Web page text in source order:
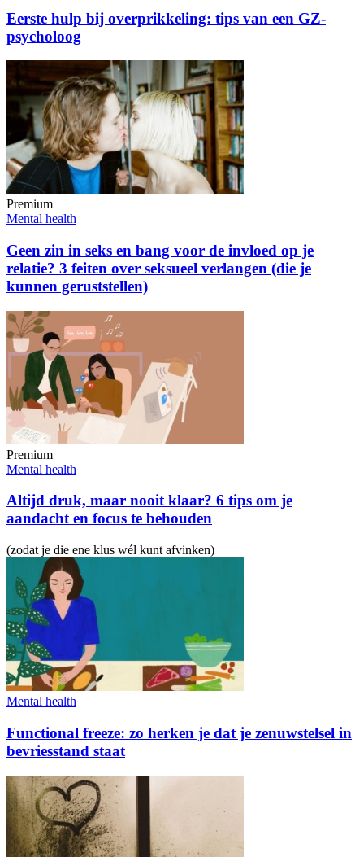
Eerste hulp bij overprikkeling: tips van een GZ-
psycholoog
Premium
Mental health
Geen zin in seks en bang voor de invloed op je
relatie? 3 feiten over seksueel verlangen (die je
kunnen geruststellen)
Premium
Mental health
Altijd druk, maar nooit klaar? 6 tips om je
aandacht en focus te behouden
(zodat je die ene klus wél kunt afvinken)
Mental health
Functional freeze: zo herken je dat je zenuwstelsel in
bevriesstand staat